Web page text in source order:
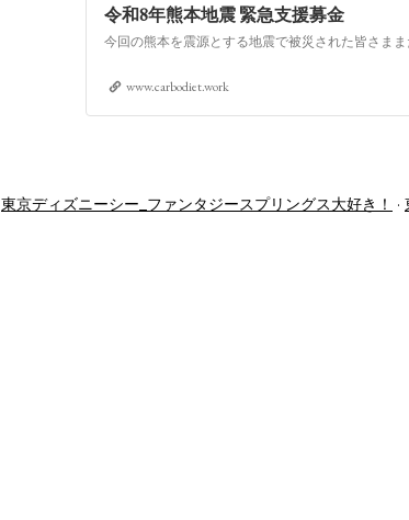
令和8年熊本地震 緊急支援募金
www.carbodiet.work
東京ディズニーシー_ファンタジースプリングス大好き！